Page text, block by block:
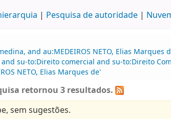
Pesquisa de autoridade
and au:MEDEIROS NETO, Elias
su-to:Direito comercial and su-to:Direito
NETO, Elias Marques de'
retornou 3 resultados.
sem sugestões.